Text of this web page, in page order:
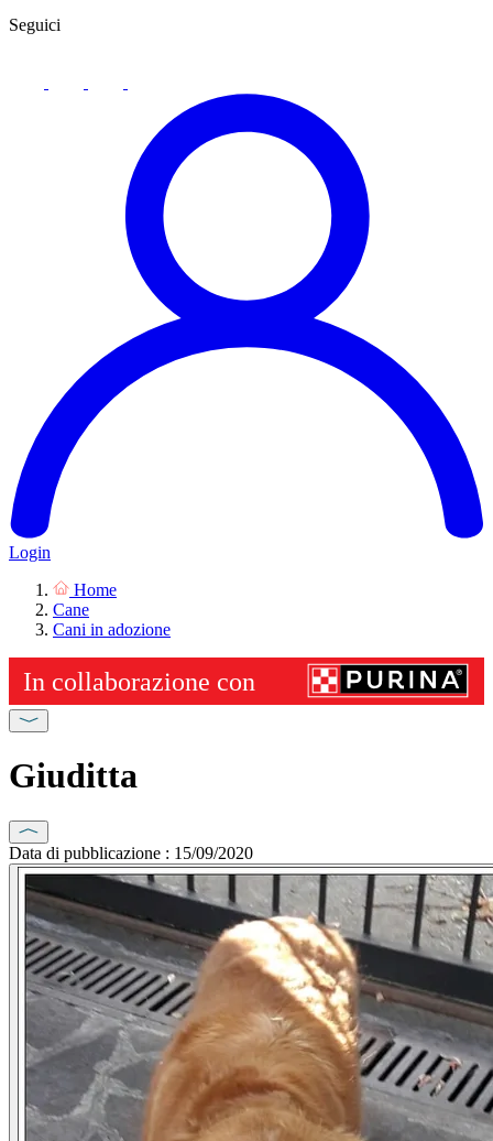
Seguici
Login
Home
Cane
Cani in adozione
Giuditta
Data di pubblicazione : 15/09/2020